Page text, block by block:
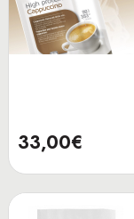
33,00€